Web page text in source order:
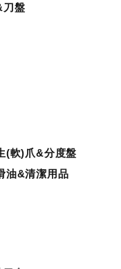
刀盤
(軟)爪&分度盤
油&清潔用品